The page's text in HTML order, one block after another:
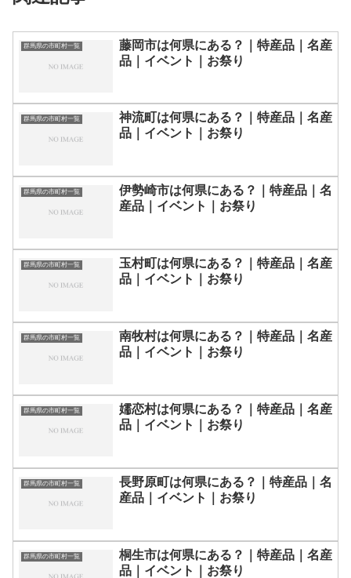
群馬県の市町村一覧
藤岡市は何県にある？｜特産品｜名産
品｜イベント｜お祭り
群馬県の市町村一覧
神流町は何県にある？｜特産品｜名産
品｜イベント｜お祭り
群馬県の市町村一覧
伊勢崎市は何県にある？｜特産品｜名
産品｜イベント｜お祭り
群馬県の市町村一覧
玉村町は何県にある？｜特産品｜名産
品｜イベント｜お祭り
群馬県の市町村一覧
南牧村は何県にある？｜特産品｜名産
品｜イベント｜お祭り
群馬県の市町村一覧
嬬恋村は何県にある？｜特産品｜名産
品｜イベント｜お祭り
群馬県の市町村一覧
長野原町は何県にある？｜特産品｜名
産品｜イベント｜お祭り
群馬県の市町村一覧
桐生市は何県にある？｜特産品｜名産
品｜イベント｜お祭り